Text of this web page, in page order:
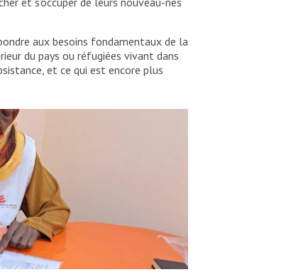
aux besoins fondamentaux de la
du pays ou réfugiées vivant dans
et ce qui est encore plus